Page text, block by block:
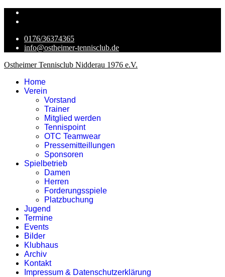
0176/36374365
info@ostheimer-tennisclub.de
Ostheimer Tennisclub Nidderau 1976 e.V.
Home
Verein
Vorstand
Trainer
Mitglied werden
Tennispoint
OTC Teamwear
Pressemitteillungen
Sponsoren
Spielbetrieb
Damen
Herren
Forderungsspiele
Platzbuchung
Jugend
Termine
Events
Bilder
Klubhaus
Archiv
Kontakt
Impressum & Datenschutzerklärung